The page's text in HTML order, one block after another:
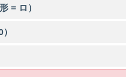
= ロ）
）